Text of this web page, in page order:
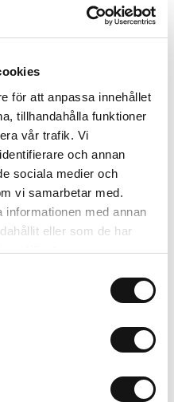
för att anpassa innehållet
tillhandahålla funktioner
vår trafik. Vi
och annan
sociala medier och
vi samarbetar med.
med annan
eller som de har
tjänster.
+